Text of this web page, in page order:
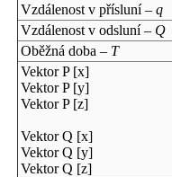
Vzdálenost v přísluní – q
Vzdálenost v odsluní – Q
Oběžná doba – T
Vektor P [x]
Vektor P [y]
Vektor P [z]
Vektor Q [x]
Vektor Q [y]
Vektor Q [z]